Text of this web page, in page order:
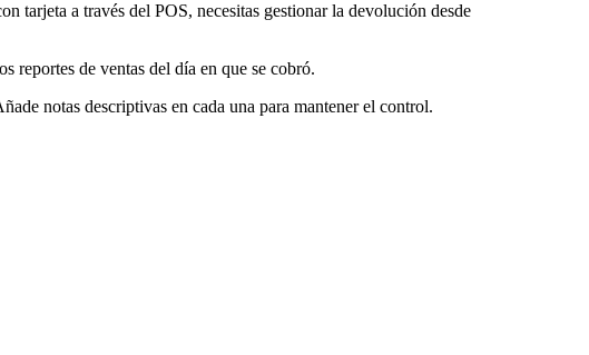
tarjeta a través del POS, necesitas gestionar la devolución desde
reportes de ventas del día en que se cobró.
notas descriptivas en cada una para mantener el control.